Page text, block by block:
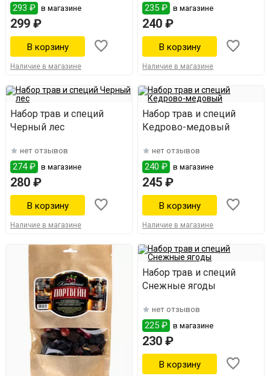
293 ₽ в магазине
299 ₽
Наличие в магазине
235 ₽ в магазине
240 ₽
Наличие в магазине
Набор трав и специй
Черный лес
нет отзывов
274 ₽ в магазине
280 ₽
Наличие в магазине
Набор трав и специй
Кедрово-медовый
нет отзывов
240 ₽ в магазине
245 ₽
Наличие в магазине
Набор трав и специй
Снежные ягоды
нет отзывов
225 ₽ в магазине
230 ₽